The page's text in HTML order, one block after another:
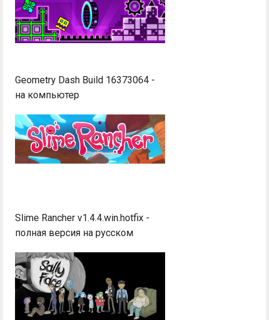
Geometry Dash Build 16373064 -
на компьютер
Slime Rancher v1.4.4.win.hotfix -
полная версия на русском